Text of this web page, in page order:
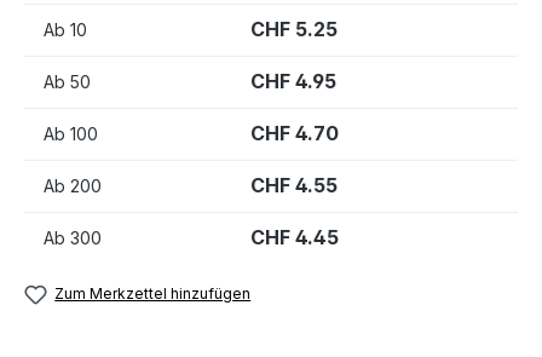
Ab 10 CHF 5.25
Ab 50 CHF 4.95
Ab 100 CHF 4.70
Ab 200 CHF 4.55
Ab 300 CHF 4.45
Zum Merkzettel hinzufügen